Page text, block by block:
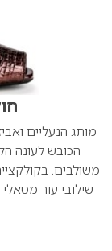
מותג הנעליים
הכובש לעונה
משולבים.
שילובי עור